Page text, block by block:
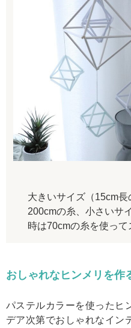
大きいサイズ（15cm
200cmの糸、小さいサ
時は70cmの糸を使って
おしゃれなヒンメリを作
パステルカラーを使ったヒ
デア次第でおしゃれなイン